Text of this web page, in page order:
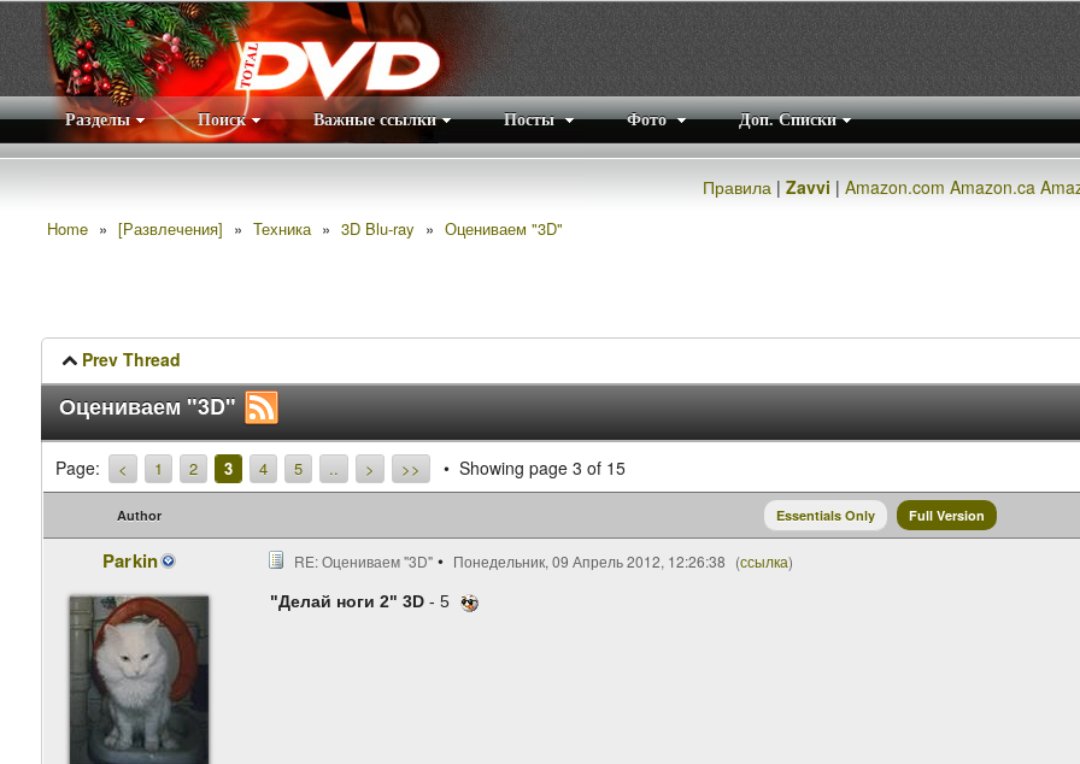
Разделы Поиск Важные ссылки Посты Фото Доп. Списки
Правила |Zavvi |Amazon.com Amazon.ca
Home » [Развлечения] » Техника » 3D Blu-ray » Оцениваем "3D"
Prev Thread
Оцениваем "3D"
Page: < 1 2 3 4 5 .. > >> Showing page 3 of 15
Author Essentials Only Full Version
Parkin RE: Оцениваем "3D" Понедельник, 09 Апрель 2012, 12:26:38 (ссылка)
"Делай ноги 2" 3D- 5